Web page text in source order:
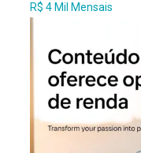
R$ 4 Mil Mensais